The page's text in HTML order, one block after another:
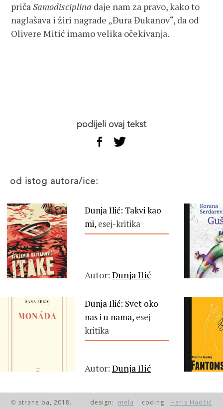
pričaSamodisciplina daje nam za pravo, kako to
naglašava i žiri nagrade „Đura Đukanov“, da od
Olivere Mitić imamo velika očekivanja.
podijeli ovaj tekst
od istog autora/ice:
Dunja Ilić: Takvi kao
mi, esej-kritika
Autor: Dunja Ilić
Dunja Ilić: Svet oko
nas i u nama, esej-
kritika
Autor: Dunja Ilić
© strane.ba, 2018. design: mela coding: Haris Hadžić